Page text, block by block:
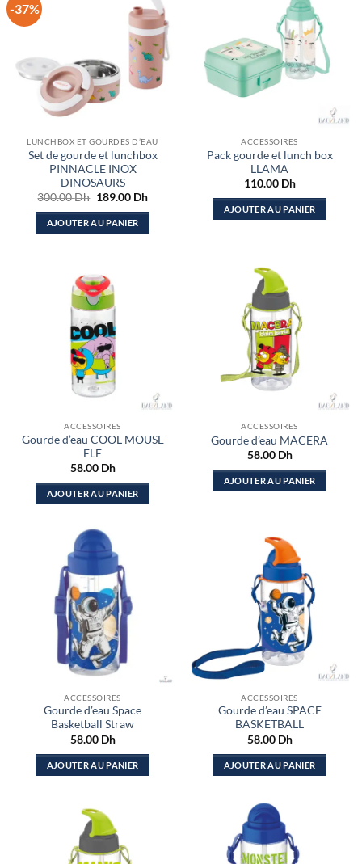
-37%
LUNCHBOX ET GOURDES D’EAU
Set de gourde et lunchbox
PINNACLE INOX
DINOSAURS
300.00Dh Le
initial
était :
189.00 DhLe
actuel
AJOUTER AU PANIER
ACCESSOIRES
Pack gourde et lunch box
LLAMA
110.00 Dh
AJOUTER AU PANIER
ACCESSOIRES
Gourde d’eau COOL MOUSE
ELE
58.00 Dh
AJOUTER AU PANIER
ACCESSOIRES
Gourde d’eau MACERA
58.00 Dh
AJOUTER AU PANIER
ACCESSOIRES
Gourde d’eau Space
Basketball Straw
58.00 Dh
AJOUTER AU PANIER
ACCESSOIRES
Gourde d’eau SPACE
BASKETBALL
58.00 Dh
AJOUTER AU PANIER